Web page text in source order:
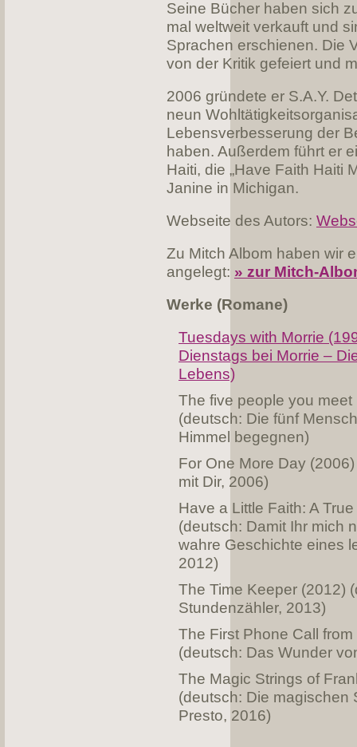
Seine Bücher haben sich
mal weltweit verkauft und
Sprachen erschienen. Die
von der Kritik gefeiert und
2006 gründete er S.A.Y.
neun
Lebensverbesserung der
haben. Außerdem führt er
Haiti, die „Have Faith Haiti
Janine in Michigan.
Webseite des Autors:
Zu Mitch Albom haben wir
angelegt: » zur Mitch-
Werke (Romane)
Tuesdays with Morrie
Dienstags bei Morrie –
Lebens)
The five people you
(deutsch: Die fünf
Himmel begegnen)
For One More Day
mit Dir, 2006)
Have a Little Faith: A
(deutsch: Damit Ihr mich
wahre Geschichte eines
2012)
The Time Keeper (2012)
Stundenzähler, 2013)
The First Phone Call
(deutsch: Das Wunder
The Magic Strings of
(deutsch: Die magischen
Presto, 2016)